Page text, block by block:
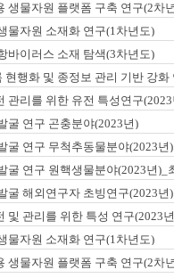
생물자원 플랫폼 구축 연구(2차
물자원 소재화 연구(1차년도)
바이러스 소재 탐색(3차년도)
현행화 및 종정보 관리 기반 강화
관리를 위한 유전 특성연구
굴 연구 곤충분야(2023년)
굴 연구 무척추동물분야(2023년)
굴 연구 원핵생물분야(2023년)_
굴 해외연구자 초빙연구(2023년)
및 관리를 위한 특성 연구(2023
물자원 소재화 연구(1차년도)
생물자원 플랫폼 구축 연구(2차